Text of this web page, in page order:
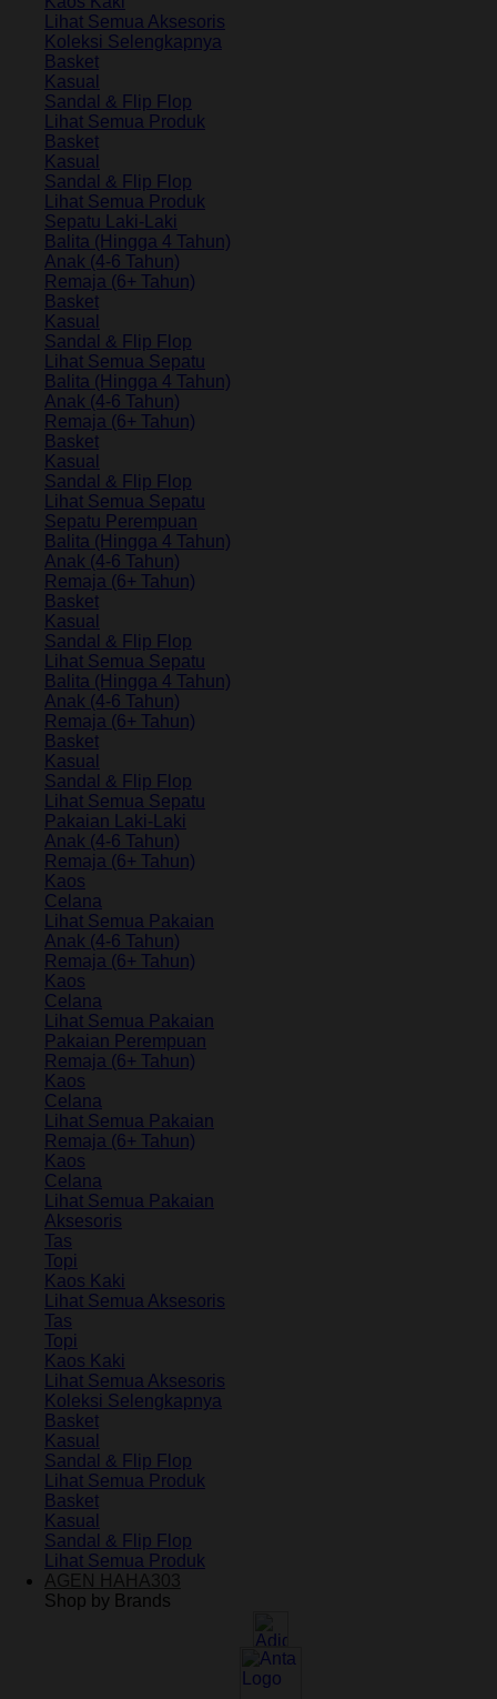
Lihat Semua Aksesoris
Koleksi Selengkapnya
Basket
Kasual
Sandal & Flip Flop
Lihat Semua Produk
Basket
Kasual
Sandal & Flip Flop
Lihat Semua Produk
Sepatu Laki-Laki
Balita (Hingga 4 Tahun)
Anak (4-6 Tahun)
Remaja (6+ Tahun)
Basket
Kasual
Sandal & Flip Flop
Lihat Semua Sepatu
Balita (Hingga 4 Tahun)
Anak (4-6 Tahun)
Remaja (6+ Tahun)
Basket
Kasual
Sandal & Flip Flop
Lihat Semua Sepatu
Sepatu Perempuan
Balita (Hingga 4 Tahun)
Anak (4-6 Tahun)
Remaja (6+ Tahun)
Basket
Kasual
Sandal & Flip Flop
Lihat Semua Sepatu
Balita (Hingga 4 Tahun)
Anak (4-6 Tahun)
Remaja (6+ Tahun)
Basket
Kasual
Sandal & Flip Flop
Lihat Semua Sepatu
Pakaian Laki-Laki
Anak (4-6 Tahun)
Remaja (6+ Tahun)
Kaos
Celana
Lihat Semua Pakaian
Anak (4-6 Tahun)
Remaja (6+ Tahun)
Kaos
Celana
Lihat Semua Pakaian
Pakaian Perempuan
Remaja (6+ Tahun)
Kaos
Celana
Lihat Semua Pakaian
Remaja (6+ Tahun)
Kaos
Celana
Lihat Semua Pakaian
Aksesoris
Tas
Topi
Kaos Kaki
Lihat Semua Aksesoris
Tas
Topi
Kaos Kaki
Lihat Semua Aksesoris
Koleksi Selengkapnya
Basket
Kasual
Sandal & Flip Flop
Lihat Semua Produk
Basket
Kasual
Sandal & Flip Flop
Lihat Semua Produk
AGEN HAHA303
Shop by Brands